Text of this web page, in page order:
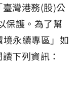
灣港務(股)公
保護。為了幫
永續專區」如
下列資訊：